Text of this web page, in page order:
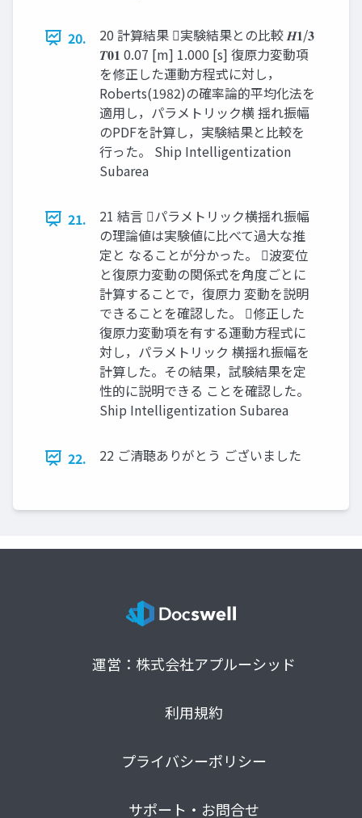
20.
20 計算結果 実験結果との⽐較 𝑯𝟏/𝟑
𝑻𝟎𝟏 0.07 [m] 1.000 [s] 復原⼒変動項
を修正した運動⽅程式に対し，
Roberts(1982)の確率論的平均化法を
適⽤し，パラメトリック横 揺れ振幅
のPDFを計算し，実験結果と⽐較を
⾏った。 Ship Intelligentization
Subarea
21.
21 結⾔ パラメトリック横揺れ振幅
の理論値は実験値に⽐べて過⼤な推
定と なることが分かった。 波変位
と復原⼒変動の関係式を⾓度ごとに
計算することで，復原⼒ 変動を説明
できることを確認した。 修正した
復原⼒変動項を有する運動⽅程式に
対し，パラメトリック 横揺れ振幅を
計算した。その結果，試験結果を定
性的に説明できる ことを確認した。
Ship Intelligentization Subarea
22. 22 ご清聴ありがとう ございました
運営：株式会社アプルーシッド
利用規約
プライバシーポリシー
サポート・お問合せ